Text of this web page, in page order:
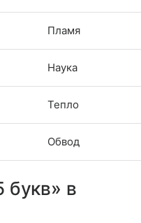
Пламя
Наука
Тепло
Обвод
букв» в